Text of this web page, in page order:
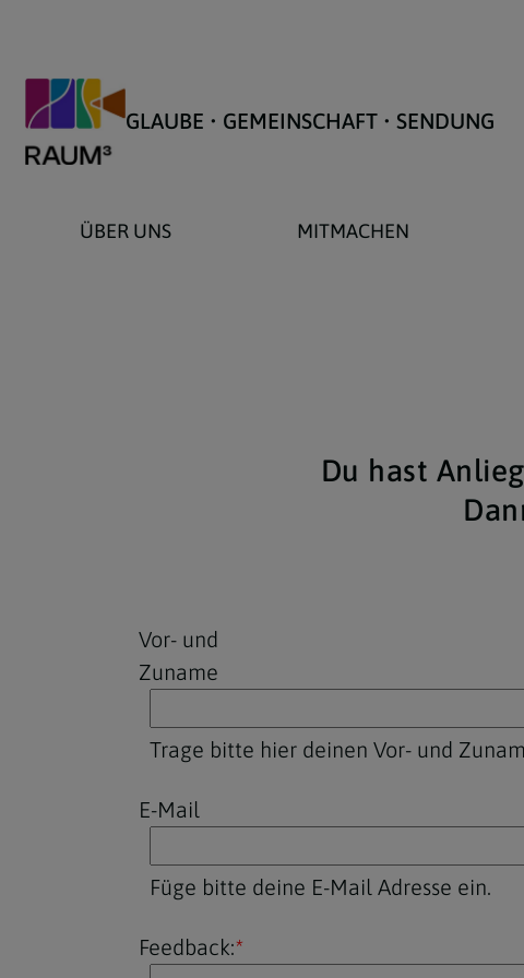
GLAUBE • GEMEINSCHAFT • SENDUNG
ÜBER UNS MITMACHEN
Du hast
Fax
Company website
Tracking ID
Vor- und
Zuname
Trage bitte hier deinen Vor- und
E-Mail
Füge bitte deine E-Mail Adresse ein.
Feedback:*